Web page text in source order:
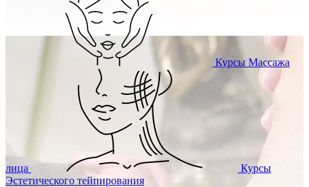
Курсы Массажа
лица
Курсы
Эстетического тейпирования